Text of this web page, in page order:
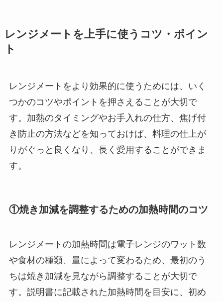
レンジメートを上手に使うコツ・ポイン
ト
レンジメートをより効果的に使うためには、いく
つかのコツやポイントを押さえることが大切で
す。加熱のタイミングやお手入れの仕方、焦げ付
き防止の方法などを知っておけば、料理の仕上が
りがぐっと良くなり、長く愛用することができま
す。
①焼き加減を調整するための加熱時間のコツ
レンジメートの加熱時間は電子レンジのワット数
や食材の種類、量によって変わるため、最初のう
ちは焼き加減を見ながら調整することが大切で
す。説明書に記載された加熱時間を目安に、初め